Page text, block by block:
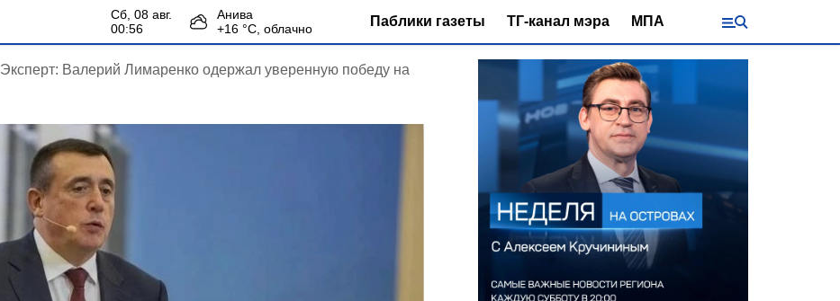
сб, 08 авг.
00:56
Анива
+16 °С, облачно Паблики газеты ТГ-канал мэра МПА
Эксперт: Валерий Лимаренко одержал уверенную победу на